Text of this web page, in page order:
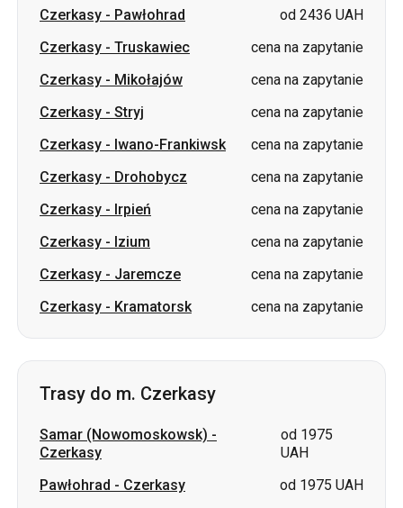
Czerkasy - Pawłohrad
od 2436 UAH
Czerkasy - Truskawiec
cena na zapytanie
Czerkasy - Mikołajów
cena na zapytanie
Czerkasy - Stryj
cena na zapytanie
Czerkasy - Iwano-Frankiwsk
cena na zapytanie
Czerkasy - Drohobycz
cena na zapytanie
Czerkasy - Irpień
cena na zapytanie
Czerkasy - Izium
cena na zapytanie
Czerkasy - Jaremcze
cena na zapytanie
Czerkasy - Kramatorsk cena na zapytanie
Trasy do m. Czerkasy
Samar (Nowomoskowsk) -
Czerkasy
od 1975
UAH
Pawłohrad - Czerkasy
od 1975 UAH